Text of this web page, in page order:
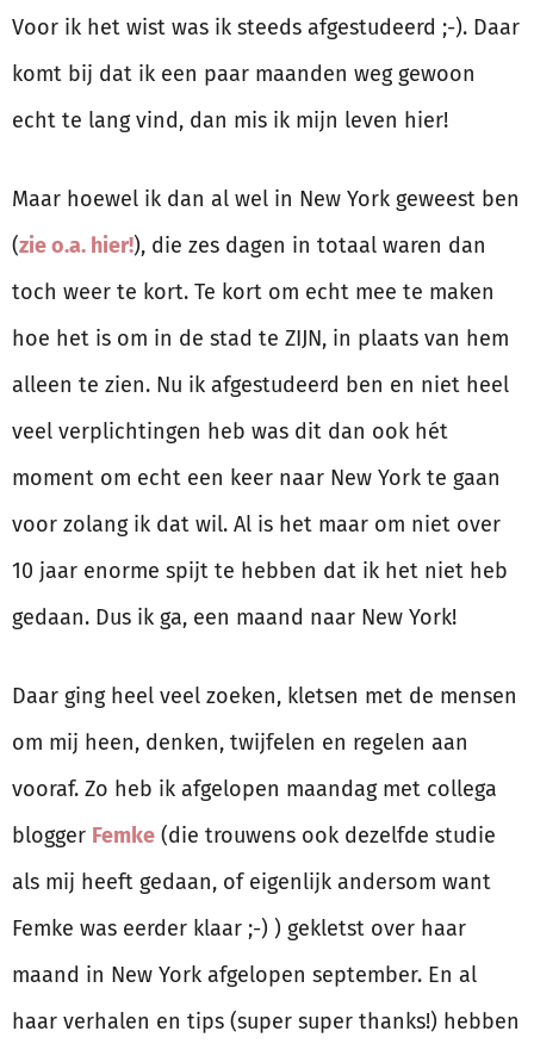
Voor ik het wist was ik steeds afgestudeerd ;-). Daar
komt bij dat ik een paar maanden weg gewoon
echt te lang vind, dan mis ik mijn leven hier!
Maar hoewel ik dan al wel in New York geweest ben
(zie o.a. hier!), die zes dagen in totaal waren dan
toch weer te kort. Te kort om echt mee te maken
hoe het is om in de stad te ZIJN, in plaats van hem
alleen te zien. Nu ik afgestudeerd ben en niet heel
veel verplichtingen heb was dit dan ook hét
moment om echt een keer naar New York te gaan
voor zolang ik dat wil. Al is het maar om niet over
10 jaar enorme spijt te hebben dat ik het niet heb
gedaan. Dus ik ga, een maand naar New York!
Daar ging heel veel zoeken, kletsen met de mensen
om mij heen, denken, twijfelen en regelen aan
vooraf. Zo heb ik afgelopen maandag met collega
blogger Femke (die trouwens ook dezelfde studie
als mij heeft gedaan, of eigenlijk andersom want
Femke was eerder klaar ;-) ) gekletst over haar
maand in New York afgelopen september. En al
haar verhalen en tips (super super thanks!) hebben